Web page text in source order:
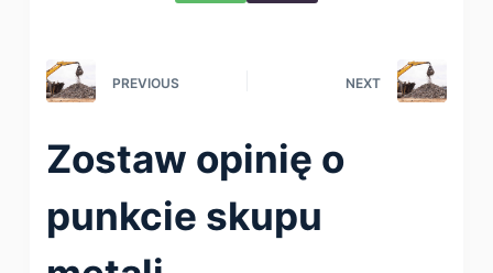
PREVIOUS NEXT
Zostaw opinię o
punkcie skupu